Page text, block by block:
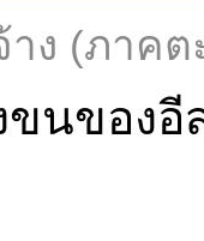
าง (ภาคต
ขนของ